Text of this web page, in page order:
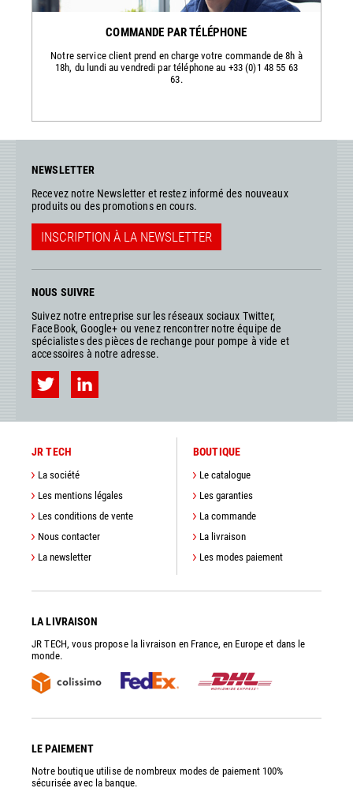
COMMANDE PAR TÉLÉPHONE
Notre service client prend en charge votre commande de 8h à
18h, du lundi au vendredi par téléphone au +33 (0)1 48 55 63
63.
NEWSLETTER
Recevez notre Newsletter et restez informé des nouveaux
produits ou des promotions en cours.
INSCRIPTION À LA NEWSLETTER
NOUS SUIVRE
Suivez notre entreprise sur les réseaux sociaux Twitter,
FaceBook, Google+ ou venez rencontrer notre équipe de
spécialistes des pièces de rechange pour pompe à vide et
accessoires à notre adresse.
JR TECH
La société
Les mentions légales
Les conditions de vente
Nous contacter
La newsletter
BOUTIQUE
Le catalogue
Les garanties
La commande
La livraison
Les modes paiement
LA LIVRAISON
JR TECH, vous propose la livraison en France, en Europe et dans le
monde.
LE PAIEMENT
Notre boutique utilise de nombreux modes de paiement 100%
sécurisée avec la banque.